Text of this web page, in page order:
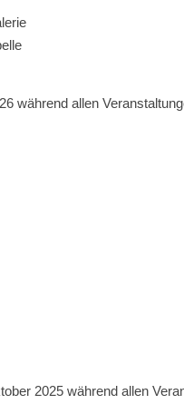
während allen
2025 während allen